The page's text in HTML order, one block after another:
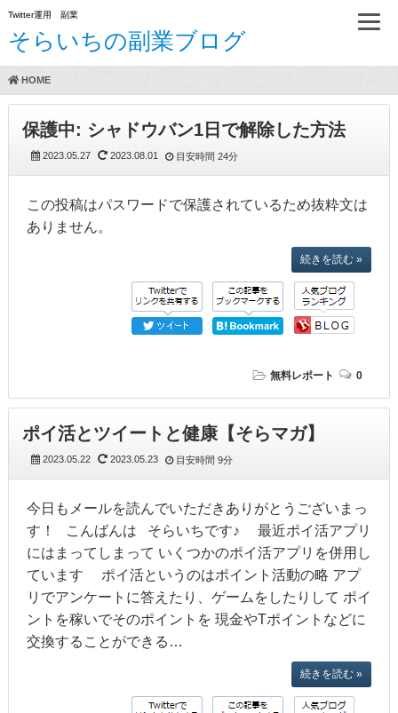
Twitter運用 副業
そらいちの副業ブログ
（A）
HOME
保護中: シャドウバン1日で解除した方法
2023.05.27 2023.08.01 目安時間 24分
この投稿はパスワードで保護されているため抜粋文は
ありません。
続きを読む »
無料レポート 0
ポイ活とツイートと健康【そらマガ】
2023.05.22 2023.05.23 目安時間 9分
今日もメールを読んでいただきありがとうございまっ
す！ こんばんは そらいちです♪ 最近ポイ活アプリ
にはまってしまって いくつかのポイ活アプリを併用し
ています ポイ活というのはポイント活動の略 アプ
リでアンケートに答えたり、ゲームをしたりして ポイ
ントを稼いでそのポイントを 現金やTポイントなどに
交換することができる…
続きを読む »